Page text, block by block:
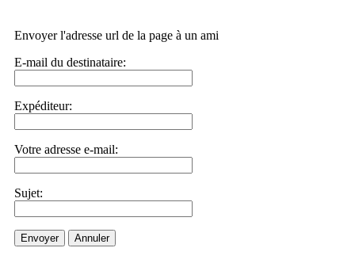
Envoyer l'adresse url de la page à un ami
E-mail du destinataire:
Expéditeur:
Votre adresse e-mail:
Sujet:
Envoyer Annuler